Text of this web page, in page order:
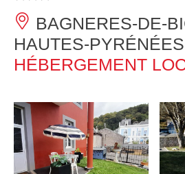
BAGNERES-DE-
HAUTES-
HÉBERGEMENT